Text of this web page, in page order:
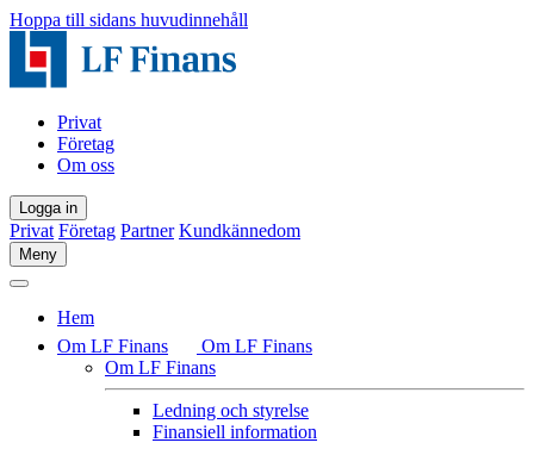
Hoppa till sidans huvudinnehåll
Privat
Företag
Om oss
Logga in
Privat Företag Partner Kundkännedom
Meny
Hem
Om LF Finans
Om LF Finans
Om LF Finans
Ledning och styrelse
Finansiell information